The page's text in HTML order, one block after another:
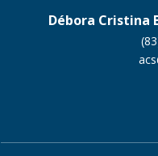
Débora Cristina